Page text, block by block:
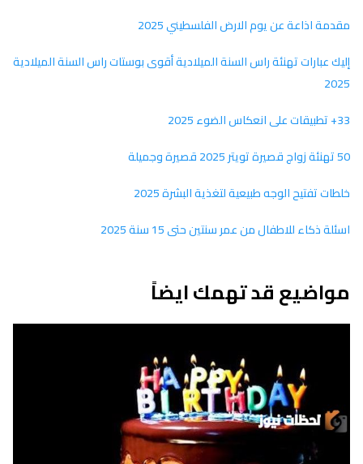
مقدمة اذاعة عن يوم الارض الفلسطيني 2025
إليك عبارات تهنئة راس السنة الميلادية أقوى بوستات راس السنة الميلادية
2025
33+ تطبيقات على انعكاس الضوء 2025
50 تهنئة زواج قصيرة تويتر 2025 قصيرة وجميلة
خلطات تفتيح الوجه طبيعية لتغذية البشرة 2025
اسئلة ذكاء للاطفال من عمر سنتين حتى 15 سنة 2025
مواضيع قد تهمك ايضاً